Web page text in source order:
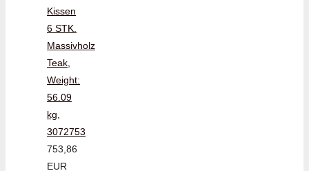
Kissen
6 STK.
Massivholz
Teak,
Weight:
56.09
kg,
3072753
753,86
EUR